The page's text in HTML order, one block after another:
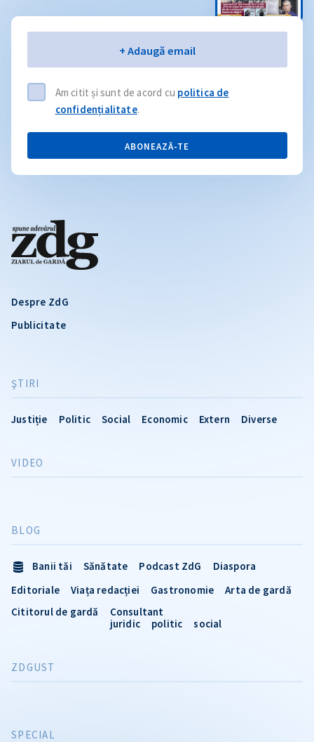
Despre ZdG
Publicitate
ŞTIRI
Justiție Politic Social Economic Extern Diverse
VIDEO
SPECIAL
BLOG
Banii tăi Sănătate Podcast ZdG
Diaspora
Editoriale
Viața redacției Gastronomie
Arta de gardă
Cititorul de gardă
Consultant
juridic
politic social
ZDGUST
+ Adaugă email
Am citit și sunt de acord cu politica de
confidențialitate.
ABONEAZĂ-TE